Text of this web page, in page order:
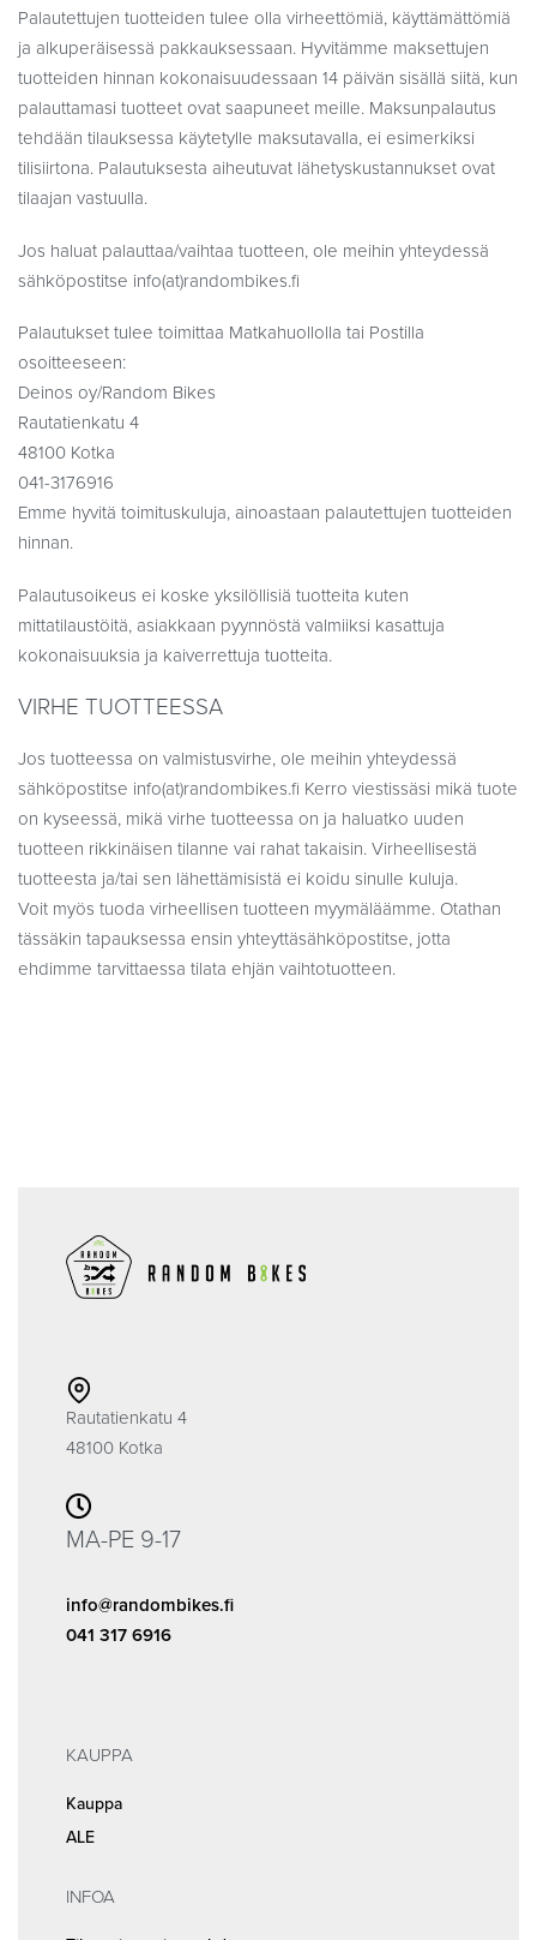
Palautettujen tuotteiden tulee olla virheettömiä, käyttämättömiä
ja alkuperäisessä pakkauksessaan. Hyvitämme maksettujen
tuotteiden hinnan kokonaisuudessaan 14 päivän sisällä siitä, kun
palauttamasi tuotteet ovat saapuneet meille. Maksunpalautus
tehdään tilauksessa käytetylle maksutavalla, ei esimerkiksi
tilisiirtona. Palautuksesta aiheutuvat lähetyskustannukset ovat
tilaajan vastuulla.
Jos haluat palauttaa/vaihtaa tuotteen, ole meihin yhteydessä
sähköpostitse info(at)randombikes.fi
Palautukset tulee toimittaa Matkahuollolla tai Postilla
osoitteeseen:
Deinos oy/Random Bikes
Rautatienkatu 4
48100 Kotka
041-3176916
Emme hyvitä toimituskuluja, ainoastaan palautettujen tuotteiden
hinnan.
Palautusoikeus ei koske yksilöllisiä tuotteita kuten
mittatilaustöitä, asiakkaan pyynnöstä valmiiksi kasattuja
kokonaisuuksia ja kaiverrettuja tuotteita.
VIRHE TUOTTEESSA
Jos tuotteessa on valmistusvirhe, ole meihin yhteydessä
sähköpostitse info(at)randombikes.fi Kerro viestissäsi mikä tuote
on kyseessä, mikä virhe tuotteessa on ja haluatko uuden
tuotteen rikkinäisen tilanne vai rahat takaisin. Virheellisestä
tuotteesta ja/tai sen lähettämisistä ei koidu sinulle kuluja.
Voit myös tuoda virheellisen tuotteen myymäläämme. Otathan
tässäkin tapauksessa ensin yhteyttäsähköpostitse, jotta
ehdimme tarvittaessa tilata ehjän vaihtotuotteen.
Rautatienkatu 4
48100 Kotka
MA-PE 9-17
info@randombikes.fi
041 317 6916
KAUPPA
Kauppa
ALE
INFOA